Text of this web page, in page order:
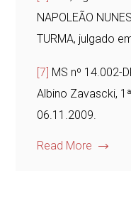
NAPOLEÃO
TURMA, julgado
[7] MS nº 14.002-
Albino Zavascki,
06.11.2009.
Read More